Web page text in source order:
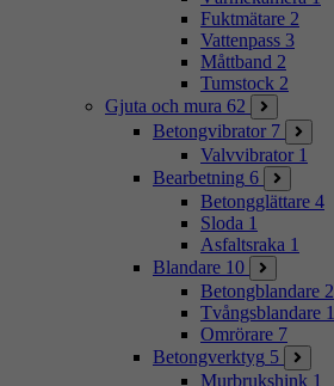
Fuktmätare 2
Vattenpass 3
Måttband 2
Tumstock 2
Gjuta och mura 62
Betongvibrator 7
Valvvibrator 1
Bearbetning 6
Betongglättare 4
Sloda 1
Asfaltsraka 1
Blandare 10
Betongblandare 2
Tvångsblandare 1
Omrörare 7
Betongverktyg 5
Murbrukshink 1